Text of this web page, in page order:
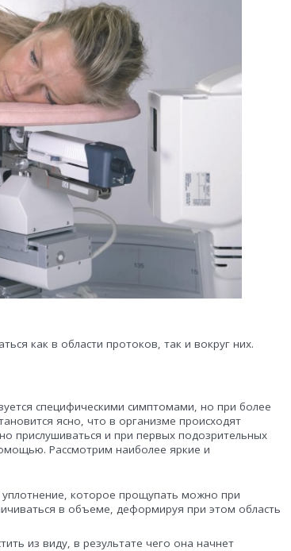
как в области протоков, так и вокруг них.
специфическими симптомами, но при более
ясно, что в организме происходят
прислушиваться и при первых подозрительных
Рассмотрим наиболее яркие и
уплотнение, которое прощупать можно при
в объеме, деформируя при этом область
из виду, в результате чего она начнет